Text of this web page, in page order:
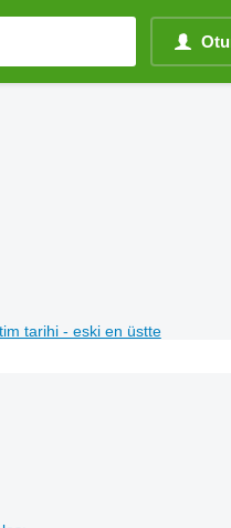
tarihi - eski en üstte